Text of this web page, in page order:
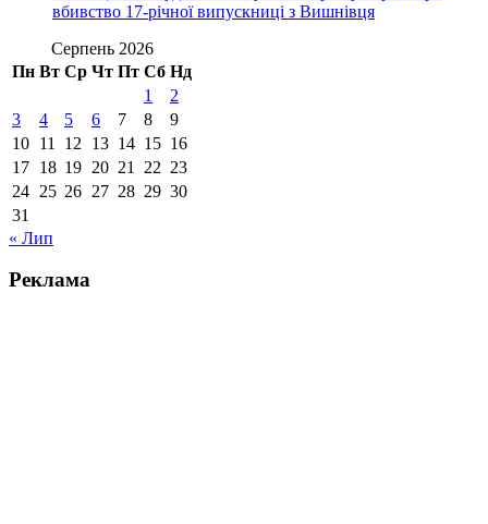
вбивство 17-річної випускниці з Вишнівця
Серпень 2026
Пн Вт Ср Чт Пт Сб Нд
1
2
3
4 5 6 7 8
9
10 11 12 13 14 15 16
17 18 19 20 21 22 23
24 25 26 27 28 29 30
31
« Лип
Реклама